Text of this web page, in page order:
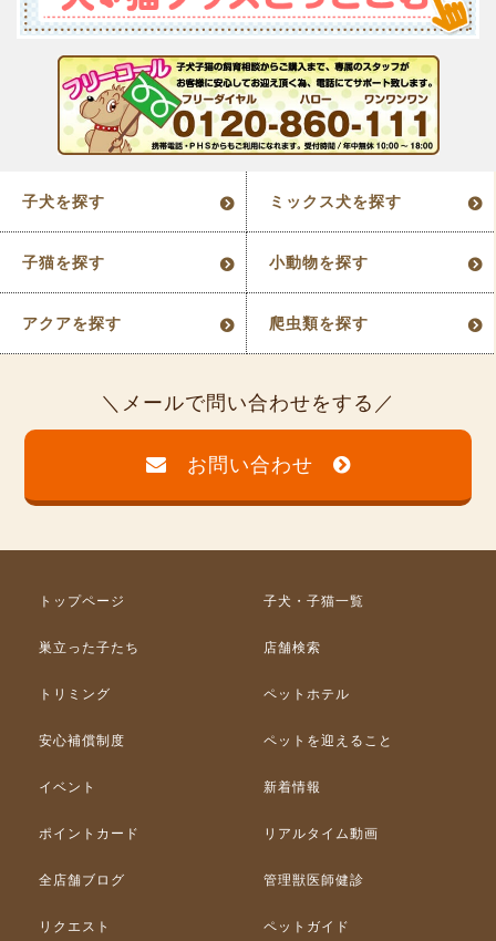
子犬を探す ミックス犬を探す
子猫を探す 小動物を探す
アクアを探す 爬虫類を探す
メールで問い合わせをする
お問い合わせ
トップページ 子犬・子猫一覧
巣立った子たち 店舗検索
トリミング ペットホテル
安心補償制度 ペットを迎えること
イベント 新着情報
ポイントカード リアルタイム動画
全店舗ブログ 管理獣医師健診
リクエスト ペットガイド